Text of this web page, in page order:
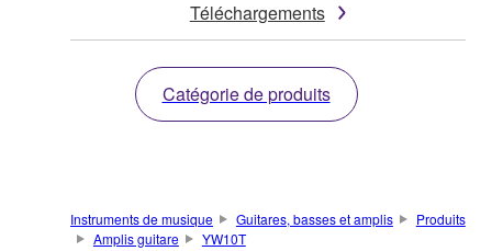
Téléchargements
Catégorie de produits
Instruments de musique Guitares, basses et amplis
Produits
Amplis guitare
YW10T